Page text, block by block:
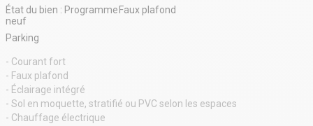
État du bien : Programme
neuf
Parking
Faux plafond
- Courant fort
- Faux plafond
- Éclairage intégré
- Sol en moquette, stratifié ou PVC selon les espaces
- Chauffage électrique